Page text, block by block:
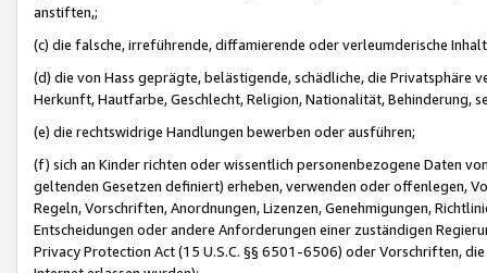
anstiften,;
(c) die falsche, irreführende, diffamierende oder verleumderische
(d) die von Hass geprägte, belästigende, schädliche, die Privatsphäre
Herkunft, Hautfarbe, Geschlecht, Religion, Nationalität, Behinderung,
(e) die rechtswidrige Handlungen bewerben oder ausführen;
(f) sich an Kinder richten oder wissentlich personenbezogene Daten
geltenden Gesetzen definiert) erheben, verwenden oder offenlegen,
Regeln, Vorschriften, Anordnungen, Lizenzen, Genehmigungen,
Entscheidungen oder andere Anforderungen einer zuständigen
Privacy Protection Act (15 U.S.C. §§ 6501-6506) oder Vorschriften,